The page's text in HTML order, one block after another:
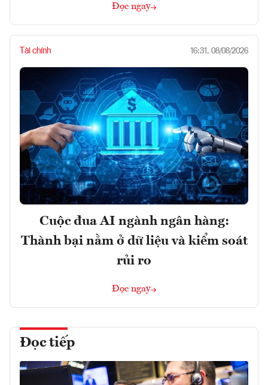
Đọc ngay
Tài chính 16:31, 08/08/2026
Cuộc đua AI ngành ngân hàng:
Thành bại nằm ở dữ liệu và kiểm soát
rủi ro
Đọc ngay
Đọc tiếp